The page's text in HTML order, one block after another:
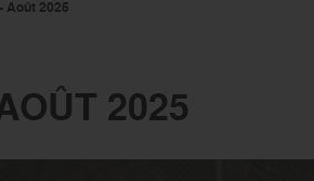
assurances-vie
soutenir
Août 2025
2025